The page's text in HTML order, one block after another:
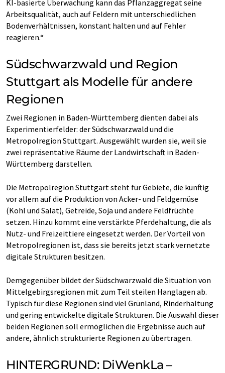
KI-basierte Überwachung kann das Pflanzaggregat seine
Arbeitsqualität, auch auf Feldern mit unterschiedlichen
Bodenverhältnissen, konstant halten und auf Fehler
reagieren.“
Südschwarzwald und Region
Stuttgart als Modelle für andere
Regionen
Zwei Regionen in Baden-Württemberg dienten dabei als
Experimentierfelder: der Südschwarzwald und die
Metropolregion Stuttgart. Ausgewählt wurden sie, weil sie
zwei repräsentative Räume der Landwirtschaft in Baden-
Württemberg darstellen.
Die Metropolregion Stuttgart steht für Gebiete, die künftig
vor allem auf die Produktion von Acker- und Feldgemüse
(Kohl und Salat), Getreide, Soja und andere Feldfrüchte
setzen. Hinzu kommt eine verstärkte Pferdehaltung, die als
Nutz- und Freizeittiere eingesetzt werden. Der Vorteil von
Metropolregionen ist, dass sie bereits jetzt stark vernetzte
digitale Strukturen besitzen.
Demgegenüber bildet der Südschwarzwald die Situation von
Mittelgebirgsregionen mit zum Teil steilen Hanglagen ab.
Typisch für diese Regionen sind viel Grünland, Rinderhaltung
und gering entwickelte digitale Strukturen. Die Auswahl dieser
beiden Regionen soll ermöglichen die Ergebnisse auch auf
andere, ähnlich strukturierte Regionen zu übertragen.
HINTERGRUND: DiWenkLa –